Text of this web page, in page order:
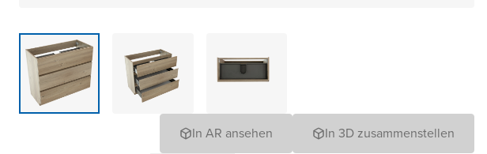
In AR ansehen In 3D zusammenstellen